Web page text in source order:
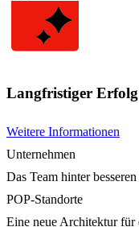
Langfristiger
Weitere Informationen
Unternehmen
Das Team hinter
POP-Standorte
Eine neue Architektur für